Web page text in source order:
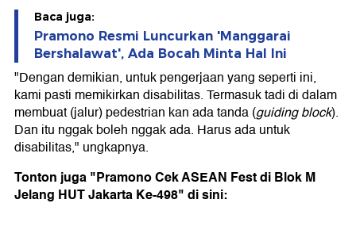
Baca juga:
Pramono Resmi Luncurkan 'Manggarai
Bershalawat', Ada Bocah Minta Hal Ini
"Dengan demikian, untuk pengerjaan yang seperti ini,
kami pasti memikirkan disabilitas. Termasuk tadi di dalam
membuat (jalur) pedestrian kan ada tanda (guiding block).
Dan itu nggak boleh nggak ada. Harus ada untuk
disabilitas," ungkapnya.
Tonton juga "Pramono Cek ASEAN Fest di Blok M
Jelang HUT Jakarta Ke-498" di sini: